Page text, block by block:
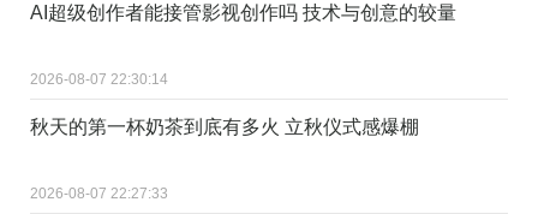
AI超级创作者能接管影视创作吗 技术与创意的较量
2026-08-07 22:30:14
秋天的第一杯奶茶到底有多火 立秋仪式感爆棚
2026-08-07 22:27:33